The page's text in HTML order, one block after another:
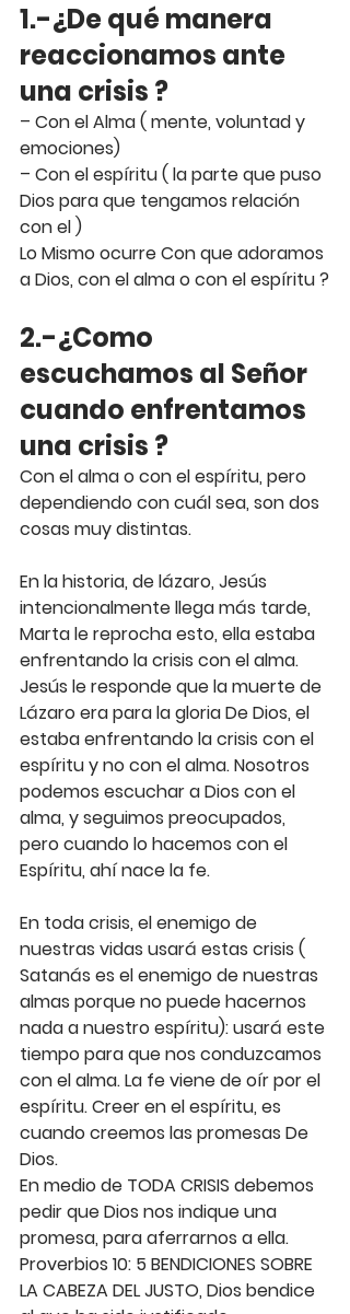
1.-¿De qué manera
reaccionamos ante
una crisis ?
– Con el Alma ( mente, voluntad y
emociones)
– Con el espíritu ( la parte que puso
Dios para que tengamos relación
con el )
Lo Mismo ocurre Con que adoramos
a Dios, con el alma o con el espíritu ?
2.-¿Como
escuchamos al Señor
cuando enfrentamos
una crisis ?
Con el alma o con el espíritu, pero
dependiendo con cuál sea, son dos
cosas muy distintas.
En la historia, de lázaro, Jesús
intencionalmente llega más tarde,
Marta le reprocha esto, ella estaba
enfrentando la crisis con el alma.
Jesús le responde que la muerte de
Lázaro era para la gloria De Dios, el
estaba enfrentando la crisis con el
espíritu y no con el alma. Nosotros
podemos escuchar a Dios con el
alma, y seguimos preocupados,
pero cuando lo hacemos con el
Espíritu, ahí nace la fe.
En toda crisis, el enemigo de
nuestras vidas usará estas crisis (
Satanás es el enemigo de nuestras
almas porque no puede hacernos
nada a nuestro espíritu): usará este
tiempo para que nos conduzcamos
con el alma. La fe viene de oír por el
espíritu. Creer en el espíritu, es
cuando creemos las promesas De
Dios.
En medio de TODA CRISIS debemos
pedir que Dios nos indique una
promesa, para aferrarnos a ella.
Proverbios 10: 5 BENDICIONES SOBRE
LA CABEZA DEL JUSTO, Dios bendice